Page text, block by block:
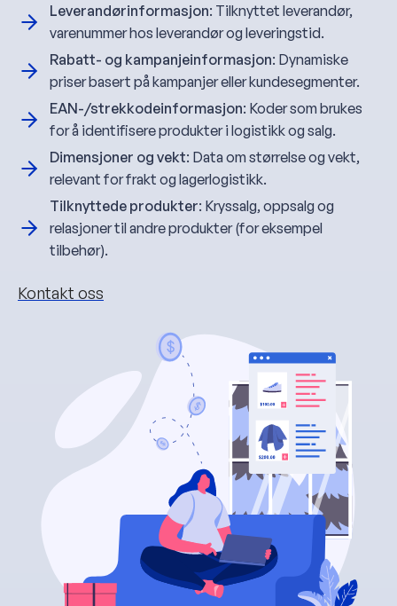
Leverandørinformasjon: Tilknyttet leverandør,
varenummer hos leverandør og leveringstid.
Rabatt- og kampanjeinformasjon: Dynamiske
priser basert på kampanjer eller kundesegmenter.
EAN-/strekkodeinformasjon: Koder som brukes
for å identifisere produkter i logistikk og salg.
Dimensjoner og vekt: Data om størrelse og vekt,
relevant for frakt og lagerlogistikk.
Tilknyttede produkter: Kryssalg, oppsalg og
relasjoner til andre produkter (for eksempel
tilbehør).
Kontakt oss